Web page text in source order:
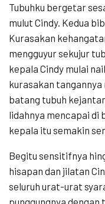
Tubuhku bergetar
mulut Cindy. Kedua
Kurasakan
mengguyur sekujur
kepala Cindy mulai
kurasakan
batang tubuh
lidahnya mencapai di
kepala itu semakin
Begitu sensitifnya
hisapan dan jilatan
seluruh urat-urat
punggungnya dengan